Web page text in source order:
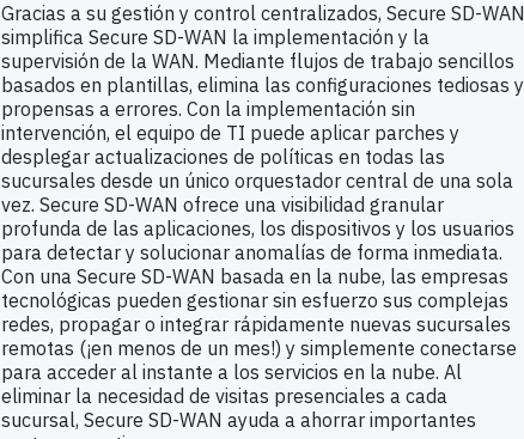
Gracias a su gestión y control centralizados, Secure SD-WAN
simplifica Secure SD-WAN la implementación y la
supervisión de la WAN. Mediante flujos de trabajo sencillos
basados en plantillas, elimina las configuraciones tediosas y
propensas a errores. Con la implementación sin
intervención, el equipo de TI puede aplicar parches y
desplegar actualizaciones de políticas en todas las
sucursales desde un único orquestador central de una sola
vez. Secure SD-WAN ofrece una visibilidad granular
profunda de las aplicaciones, los dispositivos y los usuarios
para detectar y solucionar anomalías de forma inmediata.
Con una Secure SD-WAN basada en la nube, las empresas
tecnológicas pueden gestionar sin esfuerzo sus complejas
redes, propagar o integrar rápidamente nuevas sucursales
remotas (¡en menos de un mes!) y simplemente conectarse
para acceder al instante a los servicios en la nube. Al
eliminar la necesidad de visitas presenciales a cada
sucursal, Secure SD-WAN ayuda a ahorrar importantes